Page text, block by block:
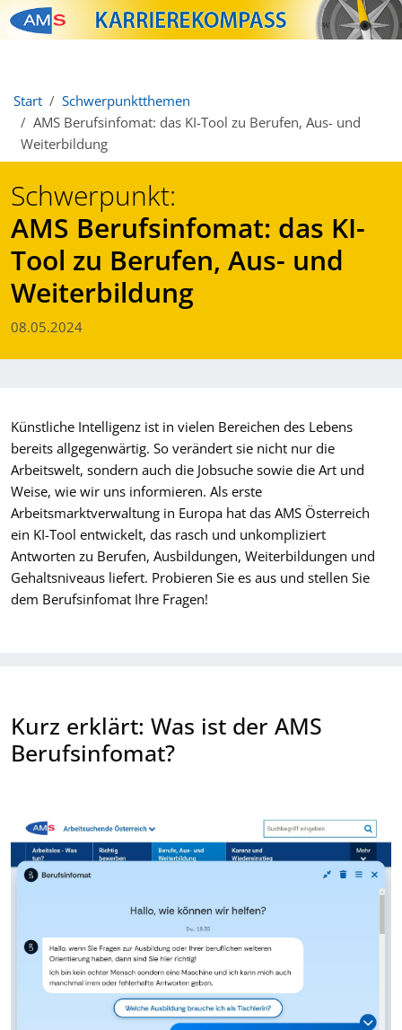
Zum Inhalt springen
Zum Navmenü springen
Zur Suche springen
Zur Footer springen
Start
Schwerpunktthemen
AMS Berufsinfomat: das KI-Tool zu Berufen, Aus- und
Weiterbildung
Schwerpunkt:
AMS Berufsinfomat: das KI-
Tool zu Berufen, Aus- und
Weiterbildung
08.05.2024
Künstliche Intelligenz ist in vielen Bereichen des Lebens
bereits allgegenwärtig. So verändert sie nicht nur die
Arbeitswelt, sondern auch die Jobsuche sowie die Art und
Weise, wie wir uns informieren. Als erste
Arbeitsmarktverwaltung in Europa hat das AMS Österreich
ein KI-Tool entwickelt, das rasch und unkompliziert
Antworten zu Berufen, Ausbildungen, Weiterbildungen und
Gehaltsniveaus liefert. Probieren Sie es aus und stellen Sie
dem Berufsinfomat Ihre Fragen!
Kurz erklärt: Was ist der AMS
Berufsinfomat?